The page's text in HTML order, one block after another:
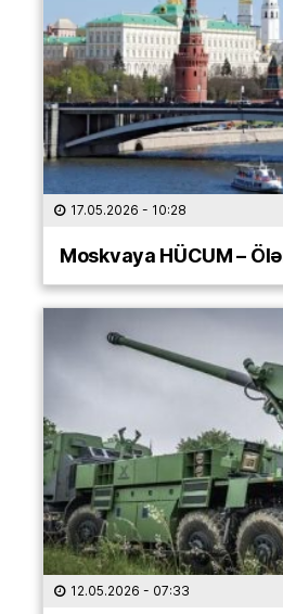
17.05.2026 - 10:28
Moskvaya HÜCUM –
12.05.2026 - 07:33